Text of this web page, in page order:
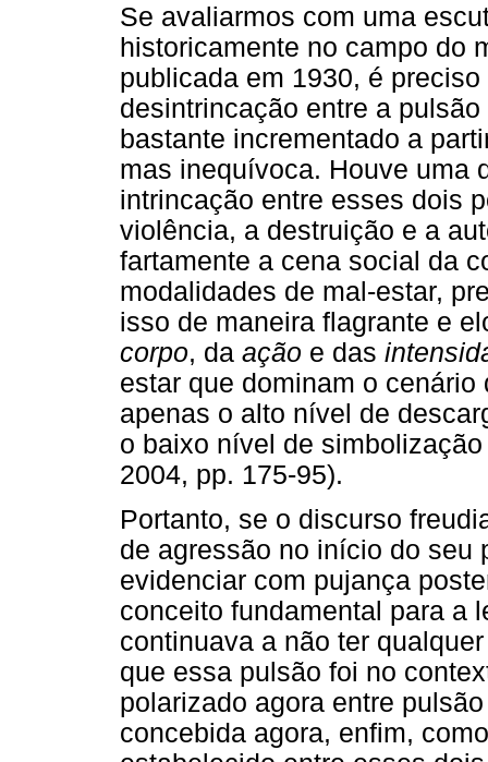
Se avaliarmos com uma
historicamente no campo do
publicada em 1930, é
desintrincação entre a
bastante incrementado a
mas inequívoca. Houve uma
intrincação entre esses dois
violência, a destruição e a
fartamente a cena social da
modalidades de mal-estar,
isso de maneira flagrante e
corpo, da ação e das
estar que dominam o
apenas o alto nível de
o baixo nível de
2004, pp. 175-95).
Portanto, se o discurso
de agressão no início do seu
evidenciar com pujança
conceito fundamental para a
continuava a não ter
que essa pulsão foi no
polarizado agora entre
concebida agora, enfim,